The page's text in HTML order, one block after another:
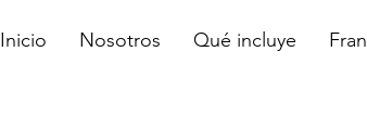
Inicio Nosotros Qué incluye